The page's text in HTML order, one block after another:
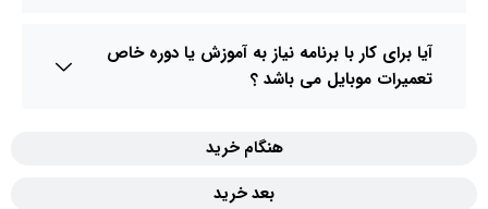
هنگام خرید
بعد خرید
آیا برای کار با برنامه نیاز به آموزش یا دوره خاص
تعمیرات موبایل می باشد ؟